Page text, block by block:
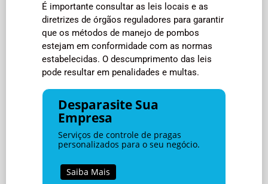
É importante consultar as leis locais e as
diretrizes de órgãos reguladores para garantir
que os métodos de manejo de pombos
estejam em conformidade com as normas
estabelecidas. O descumprimento das leis
pode resultar em penalidades e multas.
Desparasite Sua
Empresa
Serviços de controle de pragas
personalizados para o seu negócio.
Saiba Mais